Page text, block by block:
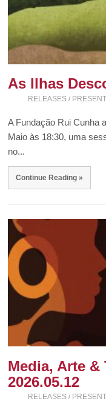
As Ilhas
RELEASES /
A Fundação Rui Cunha
Maio às 18:30, uma
no...
Continue Reading »
Media, Arte &
2026.05.12
RELEASES /